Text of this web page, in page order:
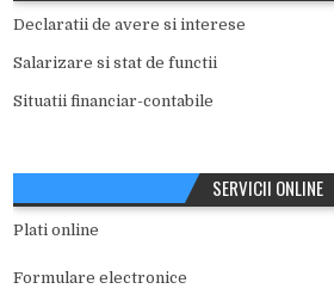
Declaratii de avere si interese
Salarizare si stat de functii
Situatii financiar-contabile
SERVICII ONLINE
Plati online
Formulare electronice